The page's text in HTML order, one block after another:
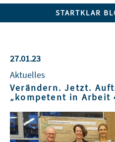
STARTKLAR
27.01.23
Aktuelles
Verändern. Jetzt.
„kompetent in Arbeit